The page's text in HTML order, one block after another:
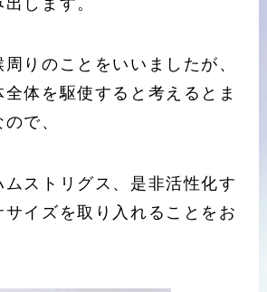
りのことをいいましたが、
体を駆使すると考えるとま
で、
ムストリグス、是非活性化す
サイズを取り入れることをお